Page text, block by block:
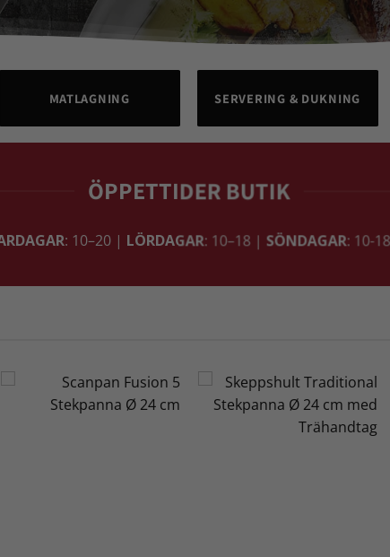
MATLAGNING SERVERING & DUKNING
ÖPPETTIDER BUTIK
: 10–20 | LÖRDAGAR: 10–18 | SÖNDAGAR: 10-18